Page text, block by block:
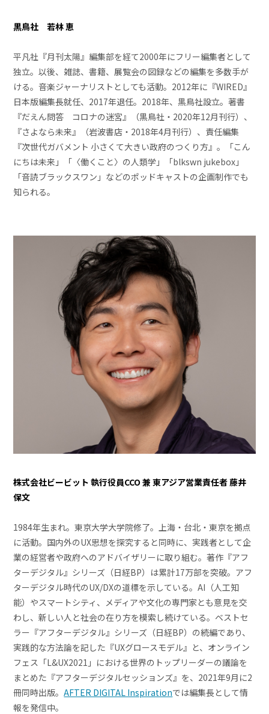
黒鳥社 若林 恵
平凡社『月刊太陽』編集部を経て2000年にフリー編集者として
独立。以後、雑誌、書籍、展覧会の図録などの編集を多数手が
ける。音楽ジャーナリストとしても活動。2012年に『WIRED』
日本版編集長就任、2017年退任。2018年、黒鳥社設立。著書
『だえん問答 コロナの迷宮』（黒鳥社・2020年12月刊行）、
『さよなら未来』（岩波書店・2018年4月刊行）、責任編集
『次世代ガバメント 小さくて大きい政府のつくり方』。「こん
にちは未来」「〈働くこと〉の人類学」「blkswn jukebox」
「音読ブラックスワン」などのポッドキャストの企画制作でも
知られる。
株式会社ビービット 執行役員CCO 兼 東アジア営業責任者 藤井
保文
1984年生まれ。東京大学大学院修了。上海・台北・東京を拠点
に活動。国内外のUX思想を探究すると同時に、実践者として企
業の経営者や政府へのアドバイザリーに取り組む。著作『アフ
ターデジタル』シリーズ（日経BP）は累計17万部を突破。アフ
ターデジタル時代のUX/DXの道標を示している。AI（人工知
能）やスマートシティ、メディアや文化の専門家とも意見を交
わし、新しい人と社会の在り方を模索し続けている。ベストセ
ラー『アフターデジタル』シリーズ（日経BP）の続編であり、
実践的な方法論を記した『UXグロースモデル』と、オンライン
フェス「L&UX2021」における世界のトップリーダーの議論を
まとめた『アフターデジタルセッションズ』を、2021年9月に2
冊同時出版。AFTER DIGITAL Inspirationでは編集長として情
報を発信中。